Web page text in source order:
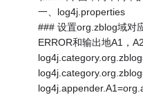
一、log4j.properties
### 设置org.zblog域对
ERROR和输出地A1，